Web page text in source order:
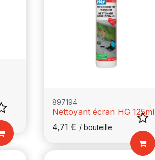
897194
Nettoyant écran HG 125ml
4,71 € / bouteille